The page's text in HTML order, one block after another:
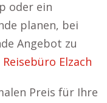
oder ein
planen, bei
Angebot zu
Reisebüro Elzach
Preis für Ihre